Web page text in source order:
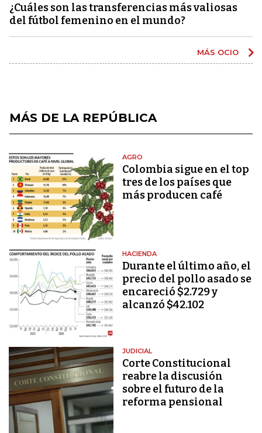
¿Cuáles son las transferencias más valiosas
del fútbol femenino en el mundo?
MÁS OCIO
MÁS DE LA REPÚBLICA
AGRO
Colombia sigue en el top
tres de los países que
más producen café
HACIENDA
Durante el último año, el
precio del pollo asado se
encareció $2.729 y
alcanzó $42.102
JUDICIAL
Corte Constitucional
reabre la discusión
sobre el futuro de la
reforma pensional